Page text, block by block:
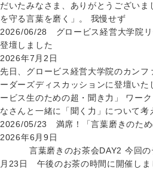
だいたみなさま、ありがとうござい
を守る言葉を磨く」。 我慢せず
2026/06/28 グロービス経営大学院リ
登壇しました
2026年7月2日
先日、グロービス経営大学院のカンフ
ーダーズディスカッションに登壇い
ービス生のための超・聞き力」 ワー
なさんと一緒に「聞く力」について考
2026/05/23 満席！「言葉磨きのため
2026年6月9日
言葉磨きのお茶会DAY2 今回の
月23日 午後のお茶の時間に開催しま